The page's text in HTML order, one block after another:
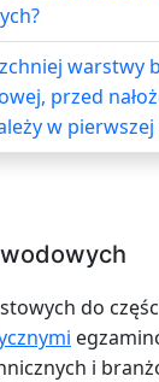
warstwy
przed
w
do
i